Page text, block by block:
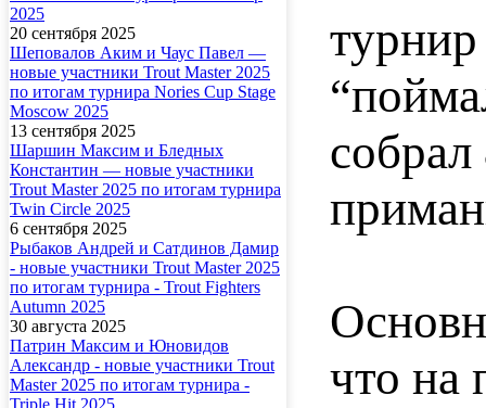
2025
20 сентября 2025
Шеповалов Аким и Чаус Павел —
новые участники Trout Master 2025
по итогам турнира Nories Cup Stage
Moscow 2025
13 сентября 2025
Шаршин Максим и Бледных
Константин — новые участники
Trout Master 2025 по итогам турнира
Twin Circle 2025
6 сентября 2025
Рыбаков Андрей и Сатдинов Дамир
- новые участники Trout Master 2025
по итогам турнира - Trout Fighters
Autumn 2025
30 августа 2025
Патрин Максим и Юновидов
Александр - новые участники Trout
Master 2025 по итогам турнира -
Triple Hit 2025
собрал
что на